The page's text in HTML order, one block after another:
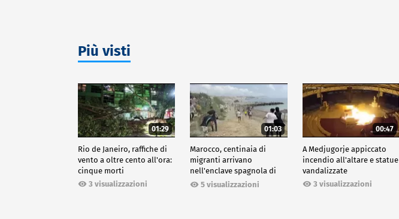
Più visti
01:29
Rio de Janeiro, raffiche di
vento a oltre cento all'ora:
cinque morti
3 visualizzazioni
01:03
Marocco, centinaia di
migranti arrivano
nell'enclave spagnola di
Ceuta5 visualizzazioni
00:47
A Medjugorje appiccato
incendio all'altare e statue
vandalizzate
3 visualizzazioni